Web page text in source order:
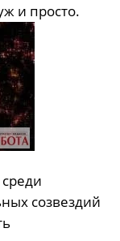
и просто.
созвездий